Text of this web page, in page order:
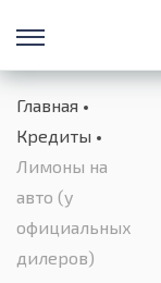
Главная
Кредиты
Лимоны на
авто (у
официальных
дилеров)